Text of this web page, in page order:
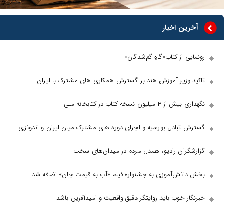
اخبار
از کتاب«گاهِ گم‌شدگان»
آموزش هند بر گسترش همکاری های مشترک با ایران
کتاب در کتابخانه ملی
بورسیه و اجرای دوره های مشترک میان ایران و اندونزی
رادیو، همدل مردم در میدان‌های سخت
به جشنواره فیلم «آب به قیمت جان» اضافه شد
خوب باید روایتگر دقیق واقعیت و امیدآفرین باشد